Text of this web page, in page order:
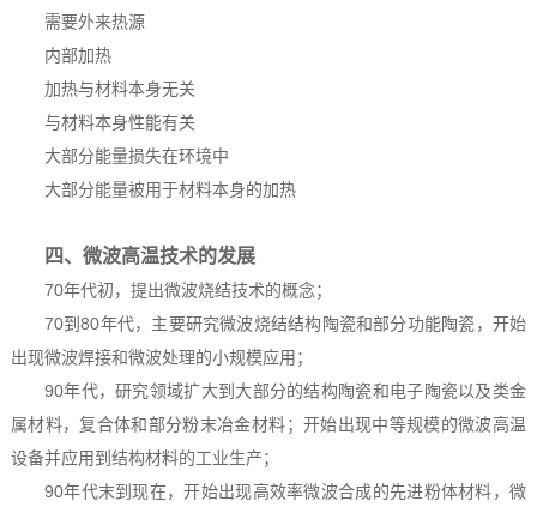
需要外来热源
内部加热
加热与材料本身无关
与材料本身性能有关
大部分能量损失在环境中
大部分能量被用于材料本身的加热
四、微波高温技术的发展
70年代初，提出微波烧结技术的概念；
70到80年代，主要研究微波烧结结构陶瓷和部分功能陶瓷，开始
出现微波焊接和微波处理的小规模应用；
90年代，研究领域扩大到大部分的结构陶瓷和电子陶瓷以及类金
属材料，复合体和部分粉末冶金材料；开始出现中等规模的微波高温
设备并应用到结构材料的工业生产；
90年代末到现在，开始出现高效率微波合成的先进粉体材料，微